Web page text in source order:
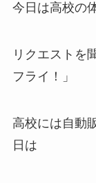
今日は高校の
リク エス トを
フライ！」
高校には自動
日は